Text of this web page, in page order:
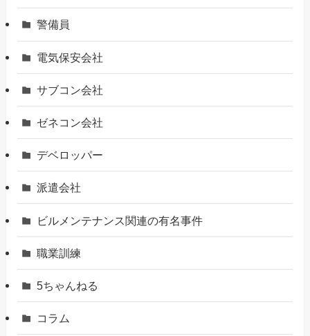
警備員
電気保安会社
サブコン会社
ゼネコン会社
デベロッパー
派遣会社
ビルメンテナンス関連の有名事件
職業訓練
5ちゃんねる
コラム